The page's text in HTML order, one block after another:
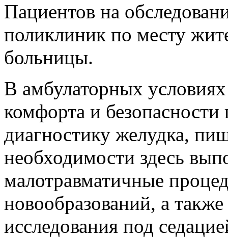
Пациентов на
поликлиник по месту
больницы.
В амбулаторных
комфорта и
диагностику желудка,
необходимости здесь
малотравматичные
новообразований, а
исследования под